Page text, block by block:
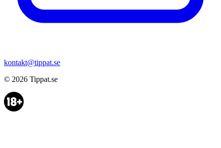
kontakt@tippat.se
© 2026 Tippat.se